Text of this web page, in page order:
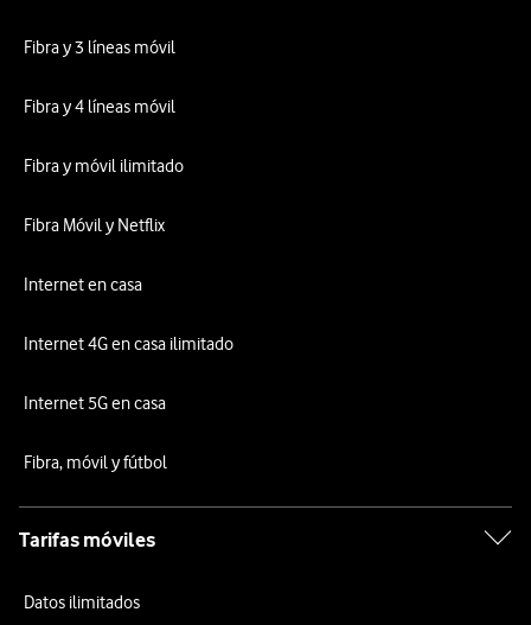
Fibra y 3 líneas móvil
Fibra y 4 líneas móvil
Fibra y móvil ilimitado
Fibra Móvil y Netflix
Internet en casa
Internet 4G en casa ilimitado
Internet 5G en casa
Fibra, móvil y fútbol
Tarifas móviles
Datos ilimitados